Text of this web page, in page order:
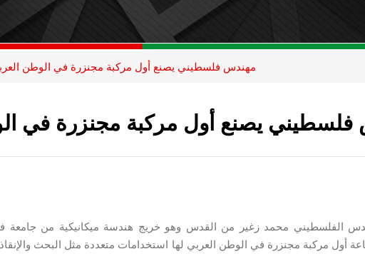
مهندس فلسطيني يصنع أول مركبة مجنزرة في الوطن
يصنع أول مركبة مجنزرة في
الفلسطيني محمد زغير من القدس وهو خريج هندسة ميكانيكية من جامعة
أول مركبة مجنزرة في الوطن العربي لها استخدامات متعددة مثل البحث